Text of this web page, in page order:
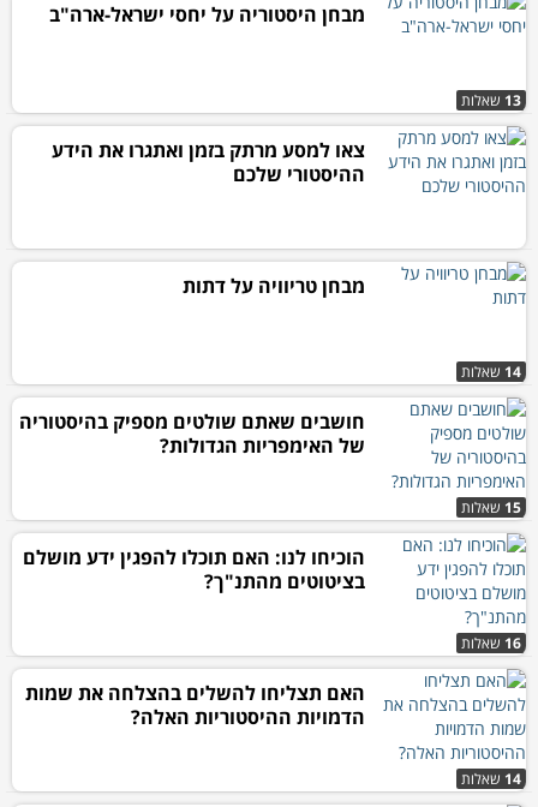
13 שאלות
מבחן היסטוריה על יחסי ישראל-ארה"ב
צאו למסע מרתק בזמן ואתגרו את הידע
ההיסטורי שלכם
14 שאלות
מבחן טריוויה על דתות
15 שאלות
חושבים שאתם שולטים מספיק בהיסטוריה
של האימפריות הגדולות?
16 שאלות
הוכיחו לנו: האם תוכלו להפגין ידע מושלם
בציטוטים מהתנ"ך?
14 שאלות
האם תצליחו להשלים בהצלחה את שמות
הדמויות ההיסטוריות האלה?